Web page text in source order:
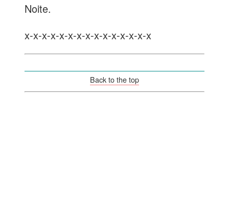
Noite.
x-x-x-x-x-x-x-x-x-x-x-x-x-x-x
Back to the top